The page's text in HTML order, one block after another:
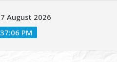
August 2026
PM